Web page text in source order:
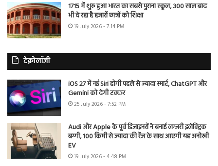
1715 में शुरू हुआ भारत का सबसे पुराना स्कूल, 300 साल बाद
भी दे रहा है हजारों छात्रों को शिक्षा
19 July 2026 - 7:14 PM
टेक्नोलॉजी
iOS 27 में नई Siri होगी पहले से ज्यादा स्मार्ट, ChatGPT और
Gemini को देगी टक्कर
25 July 2026 - 7:52 PM
Audi और Apple के पूर्व डिजाइनरों ने बनाई लग्जरी इलेक्ट्रिक
बग्गी, 100 किमी से ज्यादा की रेंज के साथ आएगी यह अनोखी
EV
19 July 2026 - 4:48 PM